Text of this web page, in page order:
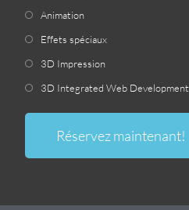
Animation
Effets spéciaux
3D Impression
3D Integrated Web Development
Réservez maintenant!